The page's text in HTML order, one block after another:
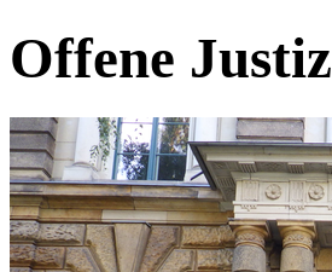
Offene Justiz